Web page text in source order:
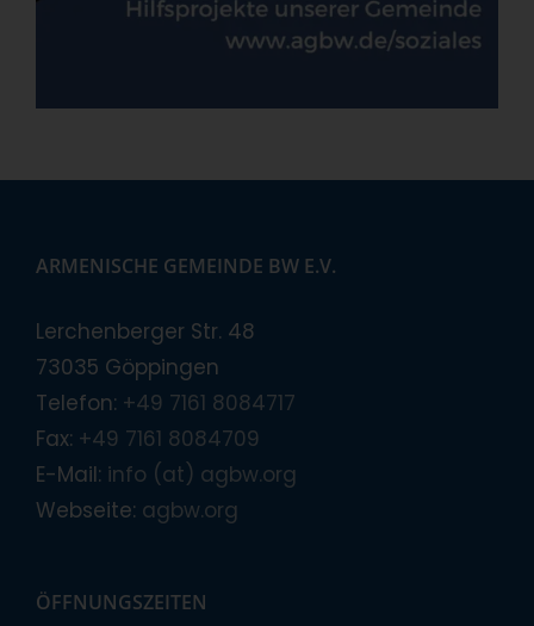
ARMENISCHE GEMEINDE BW E.V.
Lerchenberger Str. 48
73035 Göppingen
Telefon: +49 7161 8084717
Fax: +49 7161 8084709
E-Mail: info (at) agbw.org
Webseite: agbw.org
ÖFFNUNGSZEITEN